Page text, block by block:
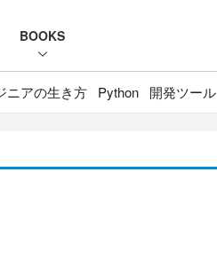
BOOKS
ニアの生き方 Python 開発ツール